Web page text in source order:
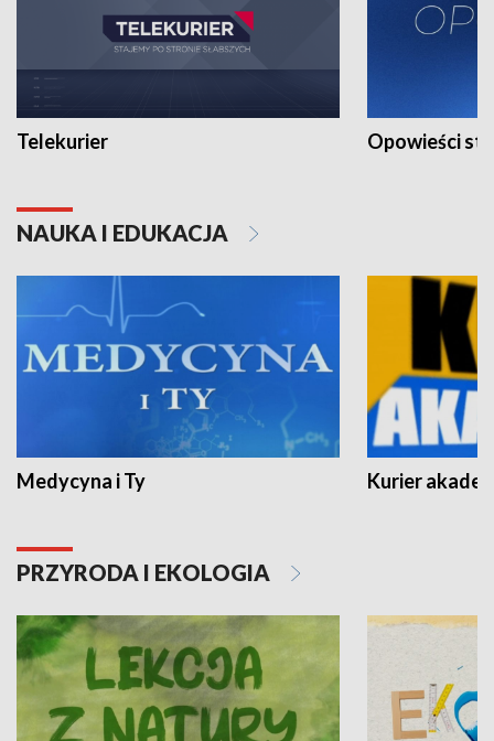
Telekurier Opowieści
NAUKA I EDUKACJA
Medycyna i Ty Kurier
PRZYRODA I EKOLOGIA